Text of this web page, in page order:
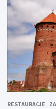
RESTAURACJE